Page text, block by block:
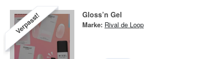
Verpasst! Gloss’n Gel
Marke: Rival de Loop